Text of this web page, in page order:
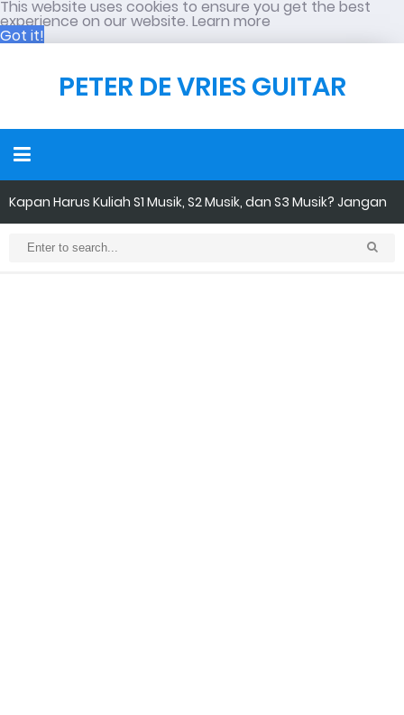
This website uses cookies to ensure you get the best
experience on our website. Learn more
Got it!
PETER DE VRIES GUITAR
Kapan Harus Kuliah S1 Musik, S2 Musik, dan S3 Musik? Jangan